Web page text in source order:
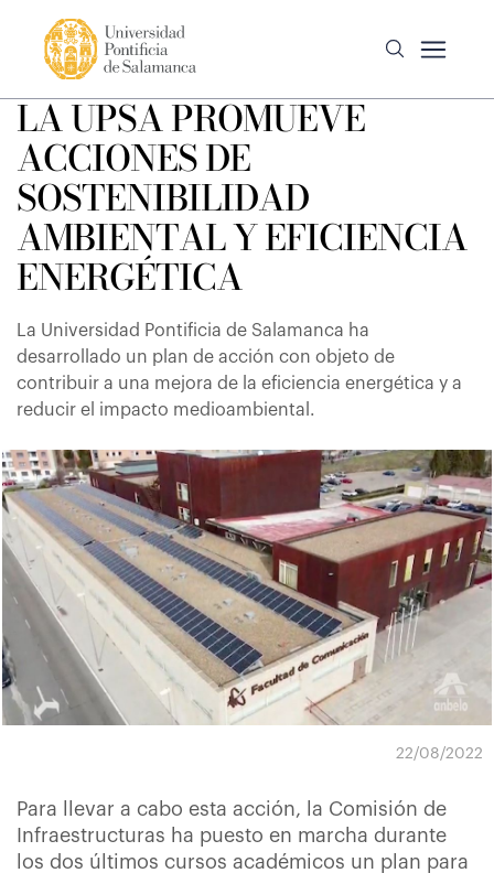
LA UPSA PROMUEVE
ACCIONES DE
SOSTENIBILIDAD
AMBIENTAL Y EFICIENCIA
ENERGÉTICA
La Universidad Pontificia de Salamanca ha
desarrollado un plan de acción con objeto de
contribuir a una mejora de la eficiencia energética y a
reducir el impacto medioambiental.
22/08/2022
Para llevar a cabo esta acción, la Comisión de
Infraestructuras ha puesto en marcha durante
los dos últimos cursos académicos un plan para